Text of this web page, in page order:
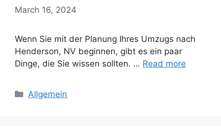
March 16, 2024
Wenn Sie mit der Planung Ihres Umzugs nach
Henderson, NV beginnen, gibt es ein paar
Dinge, die Sie wissen sollten. … Read more
Categories
Allgemein